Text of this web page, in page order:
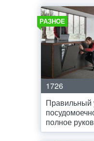
РАЗНОЕ
1726
Правильный
полное